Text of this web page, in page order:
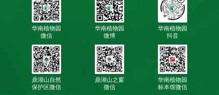
华南植物园
微信
华南植物园
微博
华南植物园
抖音
鼎湖山自然
保护区微信
鼎湖山之窗
微信
华南植物园
标本馆微信